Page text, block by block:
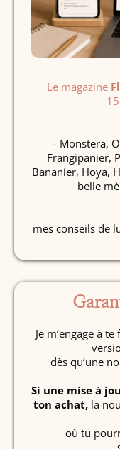
Le magazine
- Monstera,
Frangipanier,
Bananier, Hoya,
belle
mes conseils de
Je m’engage à
dès qu’une
Si une mise à
ton achat, la
où tu